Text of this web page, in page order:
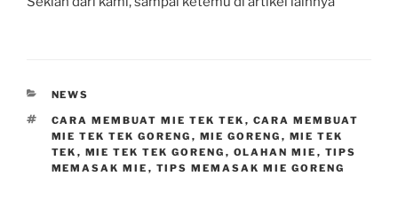
CATEGORIES
NEWS
TAGS
CARA MEMBUAT MIE TEK TEK , CARA MEMBUAT
MIE TEK TEK GORENG , MIE GORENG , MIE TEK
TEK , MIE TEK TEK GORENG , OLAHAN MIE , TIPS
MEMASAK MIE , TIPS MEMASAK MIE GORENG